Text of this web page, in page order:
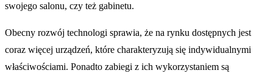
swojego salonu, czy też gabinetu.
Obecny rozwój technologi sprawia, że na rynku dostępnych jest
coraz więcej urządzeń, które charakteryzują się indywidualnymi
właściwościami. Ponadto zabiegi z ich wykorzystaniem są